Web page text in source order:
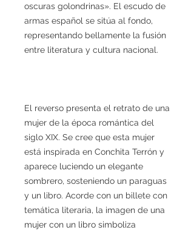
oscuras golondrinas». El escudo de
armas español se sitúa al fondo,
representando bellamente la fusión
entre literatura y cultura nacional.
El reverso presenta el retrato de una
mujer de la época romántica del
siglo XIX. Se cree que esta mujer
está inspirada en Conchita Terrón y
aparece luciendo un elegante
sombrero, sosteniendo un paraguas
y un libro. Acorde con un billete con
temática literaria, la imagen de una
mujer con un libro simboliza